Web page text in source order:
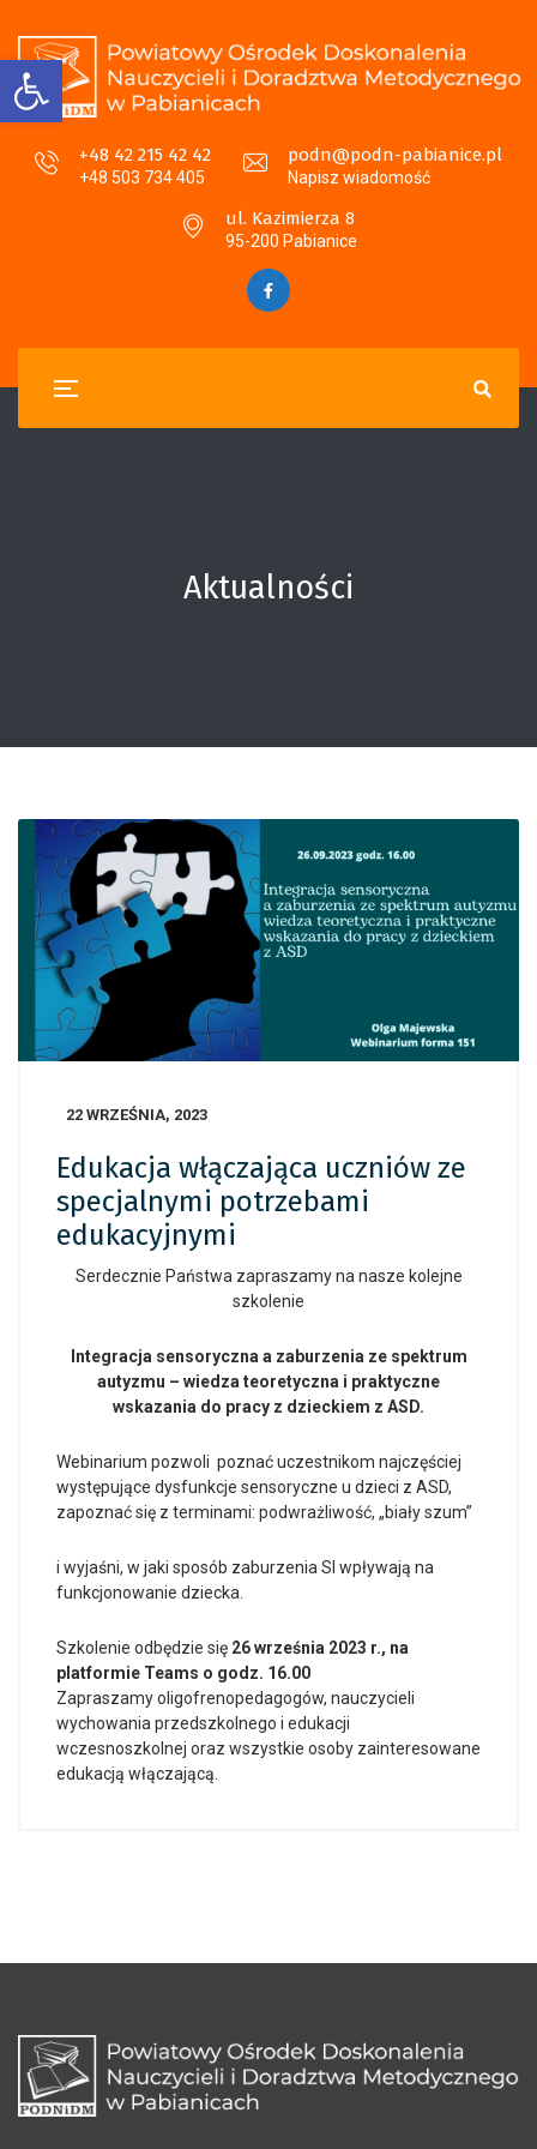
Otwórz pasek narzędzi
+48 42 215 42 42
+48 503 734 405
podn@podn-pabianice.pl
Napisz wiadomość
ul. Kazimierza 8
95-200 Pabianice
Aktualności
22 WRZEŚNIA, 2023
Edukacja włączająca uczniów ze
specjalnymi potrzebami
edukacyjnymi
Serdecznie Państwa zapraszamy na nasze kolejne
szkolenie
Integracja sensoryczna a zaburzenia ze spektrum
autyzmu – wiedza teoretyczna i praktyczne
wskazania do pracy z dzieckiem z ASD.
Webinarium pozwoli poznać uczestnikom najczęściej
występujące dysfunkcje sensoryczne u dzieci z ASD,
zapoznać się z terminami: podwrażliwość, „biały szum”
i wyjaśni, w jaki sposób zaburzenia SI wpływają na
funkcjonowanie dziecka.
Szkolenie odbędzie się 26 września 2023 r., na
platformie Teams o godz. 16.00
Zapraszamy oligofrenopedagogów, nauczycieli
wychowania przedszkolnego i edukacji
wczesnoszkolnej oraz wszystkie osoby zainteresowane
edukacją włączającą.